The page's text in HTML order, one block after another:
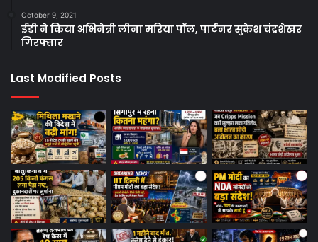
October 9, 2021
ईडी ने किया अभिनेत्री लीना मरिया पॉल, पार्टनर सुकेश चंद्रशेखर
गिरफ्तार
Last Modified Posts